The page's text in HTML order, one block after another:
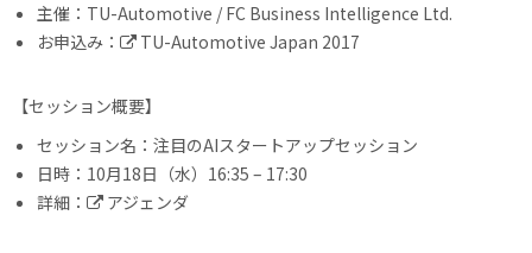
主催：TU-Automotive / FC Business Intelligence Ltd.
お申込み：
TU-Automotive Japan 2017
【セッション概要】
セッション名：注目のAIスタートアップセッション
日時：10月18日（水）16:35 – 17:30
詳細：
アジェンダ